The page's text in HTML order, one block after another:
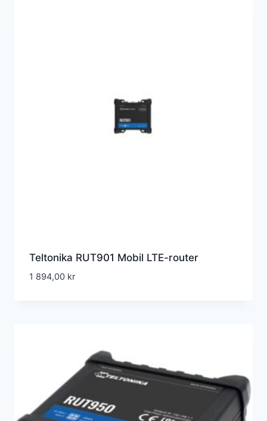
Teltonika RUT901 Mobil LTE-router
1 894,00 kr